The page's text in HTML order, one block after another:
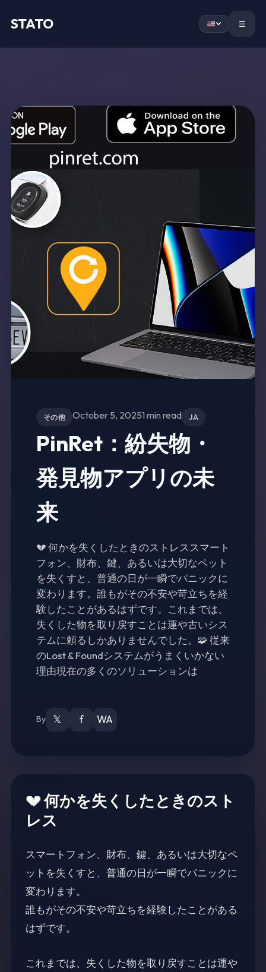
STATO
Home ☰
その他 October 5, 20251 min read JA
PinRet：紛失物・
発見物アプリの未
来
💔 何かを失くしたときのストレススマート
フォン、財布、鍵、あるいは大切なペット
を失くすと、普通の日が一瞬でパニックに
変わります。誰もがその不安や苛立ちを経
験したことがあるはずです。これまでは、
失くした物を取り戻すことは運や古いシス
テムに頼るしかありませんでした。🧩 従来
のLost & Foundシステムがうまくいかない
理由現在の多くのソリューションは
By 𝕏 f WA
💔 何かを失くしたときのスト
レス
スマートフォン、財布、鍵、あるいは大切なペ
ットを失くすと、普通の日が一瞬でパニックに
変わります。
誰もがその不安や苛立ちを経験したことがある
はずです。
これまでは、失くした物を取り戻すことは運や